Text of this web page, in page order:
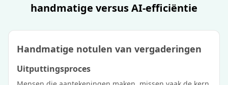
handmatige versus AI-efficiëntie
Handmatige notulen van vergaderingen
Uitputtingsproces